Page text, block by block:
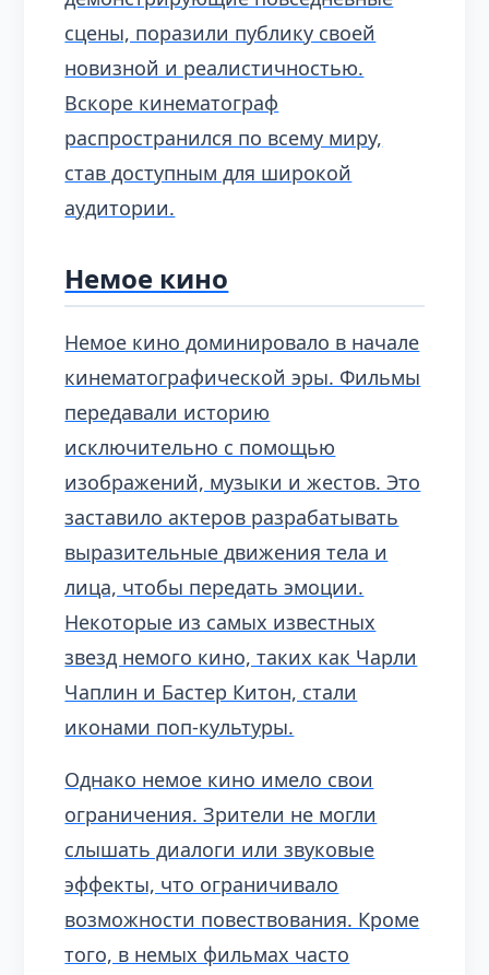
сцены, поразили публику своей
новизной и реалистичностью.
Вскоре кинематограф
распространился по всему миру,
став доступным для широкой
аудитории.
Немое кино
Немое кино доминировало в начале
кинематографической эры. Фильмы
передавали историю
исключительно с помощью
изображений, музыки и жестов. Это
заставило актеров разрабатывать
выразительные движения тела и
лица, чтобы передать эмоции.
Некоторые из самых известных
звезд немого кино, таких как Чарли
Чаплин и Бастер Китон, стали
иконами поп-культуры.
Однако немое кино имело свои
ограничения. Зрители не могли
слышать диалоги или звуковые
эффекты, что ограничивало
возможности повествования. Кроме
того, в немых фильмах часто